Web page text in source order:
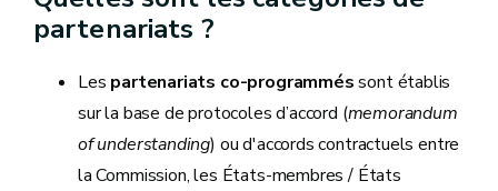
partenariats ?
Les partenariats co-programméssont établis
sur la base de protocoles d’accord (memorandum
of understanding) ou d'accords contractuels entre
la Commission, les États-membres / États